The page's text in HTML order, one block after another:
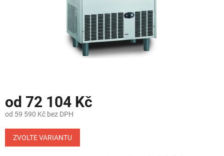
od 72 104 Kč
od 59 590 Kč bez DPH
Měrná
cena:
ZVOLTE VARIANTU